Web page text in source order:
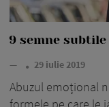
9 semne
— 29 iulie 2019
Abuzul emoțional